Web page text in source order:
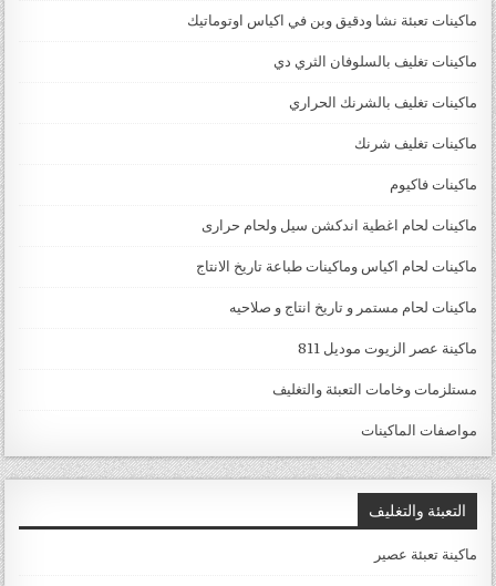
ماكينات تعبئة نشا ودقيق وبن في اكياس اوتوماتيك
ماكينات تغليف بالسلوفان الثري دي
ماكينات تغليف بالشرنك الحراري
ماكينات تغليف شرنك
ماكينات فاكيوم
ماكينات لحام اغطية اندكشن سيل ولحام حرارى
ماكينات لحام اكياس وماكينات طباعة تاريخ الانتاج
ماكينات لحام مستمر و تاريخ انتاج و صلاحيه
ماكينة عصر الزيوت موديل 811
مستلزمات وخامات التعبئة والتغليف
مواصفات الماكينات
التعبئة والتغليف
ماكينة تعبئة عصير